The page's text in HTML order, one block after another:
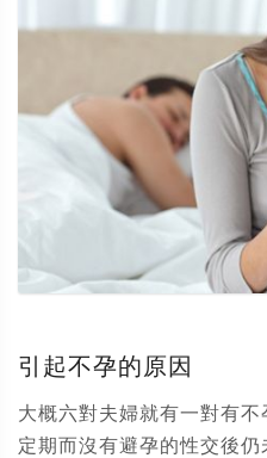
引起不孕的原因
大概六對夫婦就有一對有
定期而沒有避孕的性交後